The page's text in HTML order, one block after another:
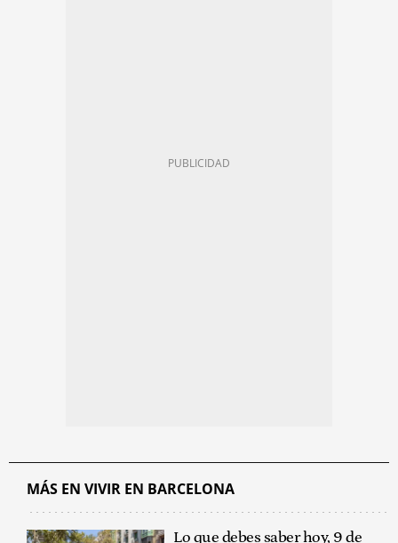
MÁS EN VIVIR EN BARCELONA
Lo que debes saber hoy, 9 de